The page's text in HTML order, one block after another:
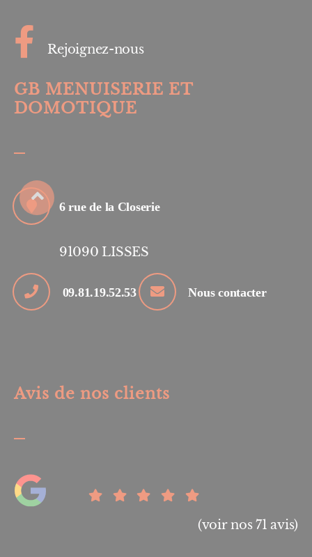
Rejoignez-nous
GB MENUISERIE ET
DOMOTIQUE
6 rue de la Closerie
91090 LISSES
09.81.19.52.53 Nous contacter
Avis de nos clients
(voir nos 71 avis)